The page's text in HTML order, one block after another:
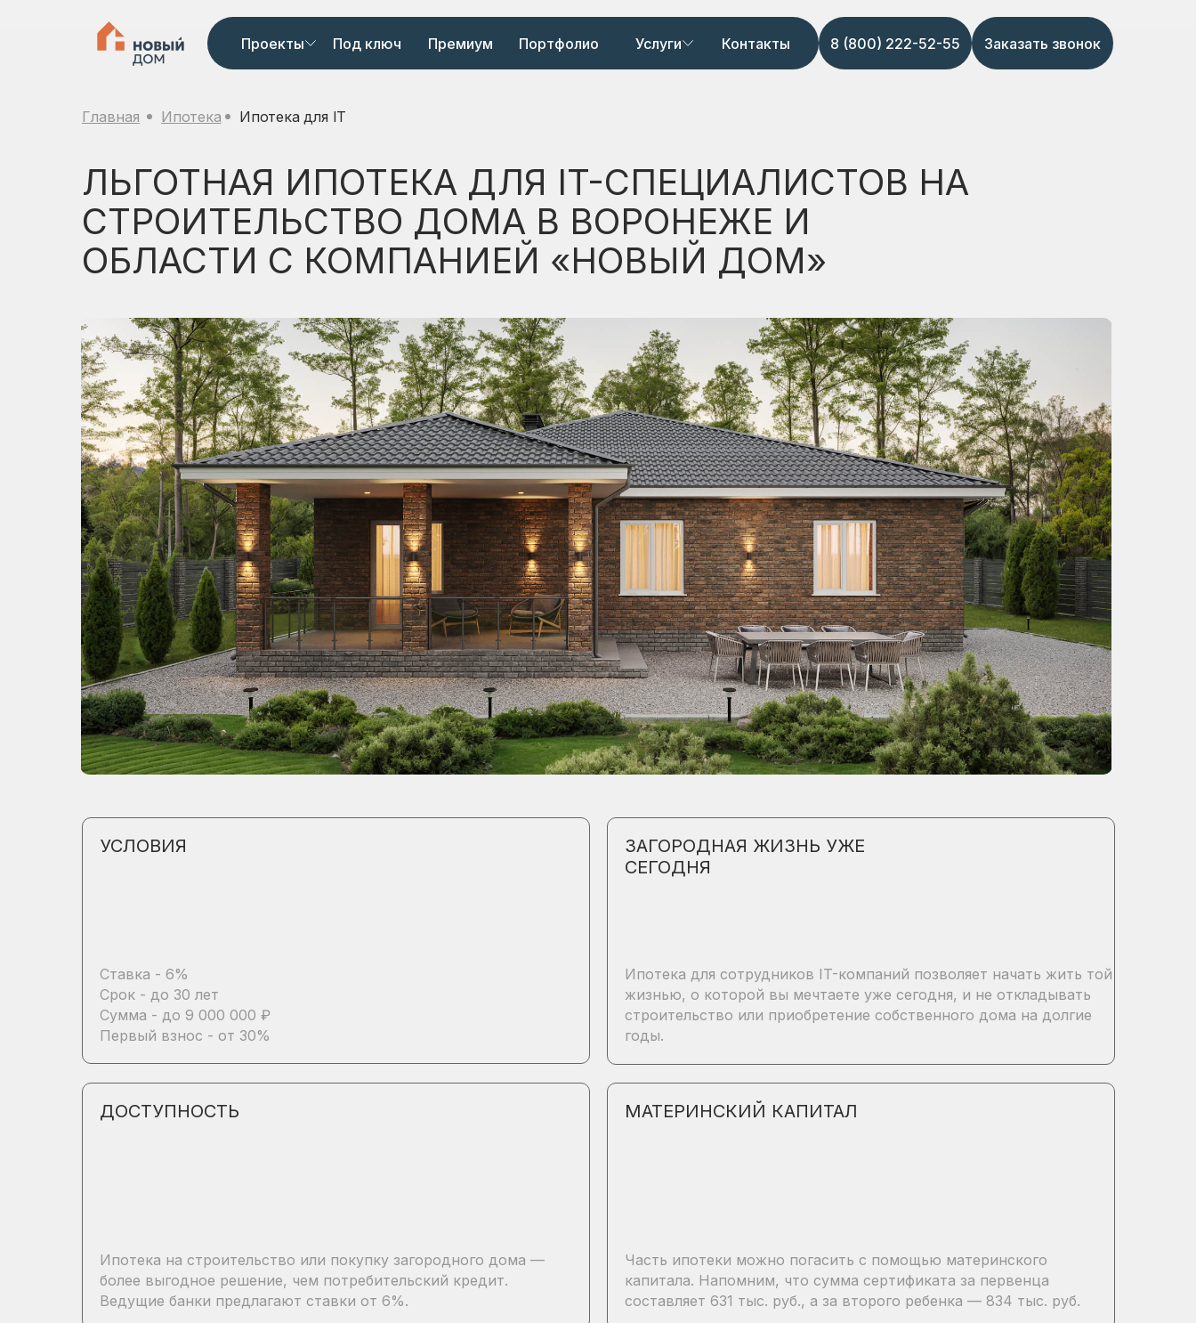
8 (800) 222-52-55 Заказать звонок
Под ключ Премиум Контакты
Портфолио Услуги
Проекты
Главная Ипотека
УСЛОВИЯ
ЗАГОРОДНАЯ ЖИЗНЬ УЖЕ
СЕГОДНЯ
Ставка - 6%
Срок - до 30 лет
Сумма - до 9 000 000 ₽
Первый взнос - от 30%
Ипотека для сотрудников IT-компаний позволяет начать жить той
жизнью, о которой вы мечтаете уже сегодня, и не откладывать
строительство или приобретение собственного дома на долгие
годы.
ЛЬГОТНАЯ ИПОТЕКА ДЛЯ IT-СПЕЦИАЛИСТОВ НА
СТРОИТЕЛЬСТВО ДОМА В ВОРОНЕЖЕ И
ОБЛАСТИ С КОМПАНИЕЙ «НОВЫЙ ДОМ»
ДОСТУПНОСТЬ МАТЕРИНСКИЙ КАПИТАЛ
Ипотека на строительство или покупку загородного дома —
более выгодное решение, чем потребительский кредит.
Ведущие банки предлагают ставки от 6%.
Часть ипотеки можно погасить с помощью материнского
капитала. Напомним, что сумма сертификата за первенца
составляет 631 тыс. руб., а за второго ребенка — 834 тыс. руб.
Ипотека для IT